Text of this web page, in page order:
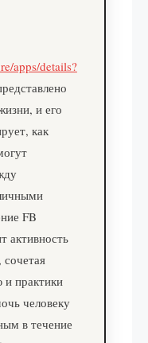
apps/details?
и его
как
FB
активность
сочетая
практики
человеку
в течение